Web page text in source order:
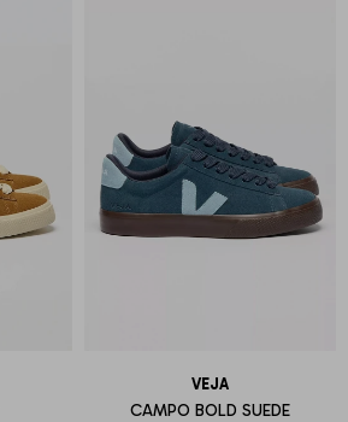
VEJA
CAMPO BOLD SUEDE